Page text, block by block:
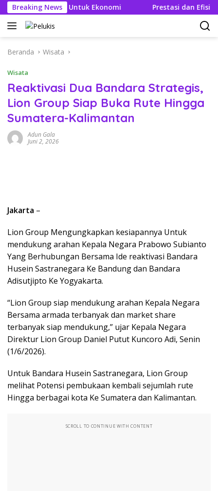
Langsung
ke
konten
Breaking News
Berganda Untuk Ekonomi Prestasi dan Efisien BBM
Beranda Wisata
Wisata
Reaktivasi Dua Bandara Strategis,
Lion Group Siap Buka Rute Hingga
Sumatera-Kalimantan
Adun Gala
Juni 2, 2026
Jakarta –
Lion Group Mengungkapkan kesiapannya Untuk
mendukung arahan Kepala Negara Prabowo Subianto
Yang Berhubungan Bersama Ide reaktivasi Bandara
Husein Sastranegara Ke Bandung dan Bandara
Adisutjipto Ke Yogyakarta.
“Lion Group siap mendukung arahan Kepala Negara
Bersama armada terbanyak dan market share
terbanyak siap mendukung,” ujar Kepala Negara
Direktur Lion Group Daniel Putut Kuncoro Adi, Senin
(1/6/2026).
Untuk Bandara Husein Sastranegara, Lion Group
melihat Potensi pembukaan kembali sejumlah rute
Hingga berbagai kota Ke Sumatera dan Kalimantan.
SCROLL TO CONTINUE WITH CONTENT